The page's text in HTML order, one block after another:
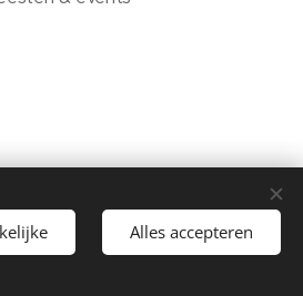
Alles accepteren